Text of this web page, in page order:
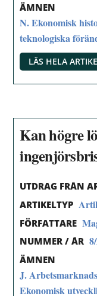
ÄMNEN
N. Ekonomisk
teknologiska
LÄS HELA
Kan högre
UTDRAG FRÅN
ARTIKELTYP
FÖRFATTARE
NUMMER / ÅR
ÄMNEN
J.
Ekonomisk